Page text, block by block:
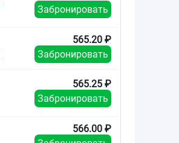
Забронировать
565.20 ₽
Забронировать
565.25 ₽
Забронировать
566.00 ₽